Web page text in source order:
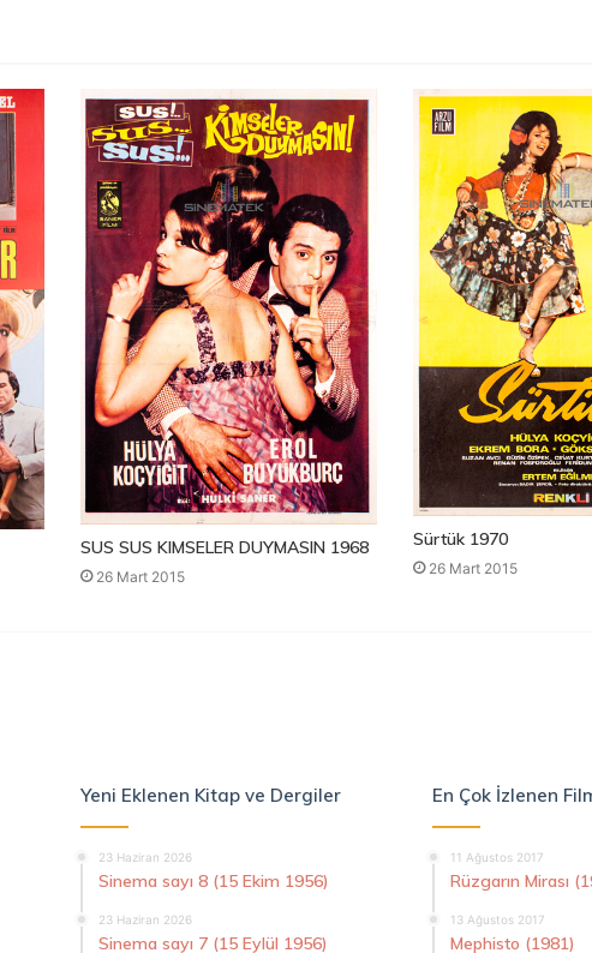
SUS SUS KIMSELER DUYMASIN 1968
26 Mart 2015
Sürtük 1970
26 Mart 2015
Yeni Eklenen Kitap ve Dergiler
23 Haziran 2026
Sinema sayı 8 (15 Ekim 1956)
23 Haziran 2026
Sinema sayı 7 (15 Eylül 1956)
En Çok İzlenen
11 Ağustos 2017
Rüzgarın Mirası
13 Ağustos 2017
Mephisto (1981)